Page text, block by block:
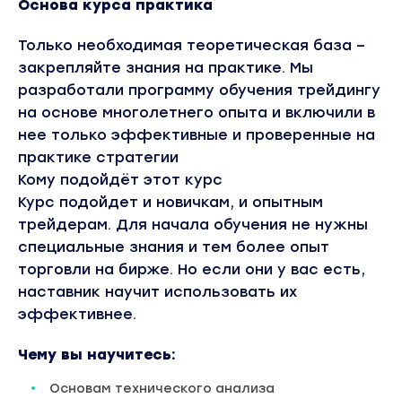
Основа курса практика
Только необходимая теоретическая база –
закрепляйте знания на практике. Мы
разработали программу обучения трейдингу
на основе многолетнего опыта и включили в
нее только эффективные и проверенные на
практике стратегии
Кому подойдёт этот курс
Курс подойдет и новичкам, и опытным
трейдерам. Для начала обучения не нужны
специальные знания и тем более опыт
торговли на бирже. Но если они у вас есть,
наставник научит использовать их
эффективнее.
Чему вы научитесь:
Основам технического анализа